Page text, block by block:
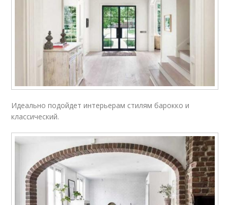
Идеально подойдет интерьерам стилям барокко и
классический.